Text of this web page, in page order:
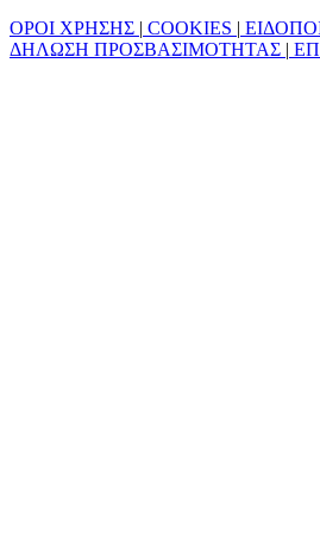
ΟΡΟΙ ΧΡΗΣΗΣ | COOKIES |
ΔΗΛΩΣΗ ΠΡΟΣΒΑΣΙΜΟΤΗΤΑΣ |